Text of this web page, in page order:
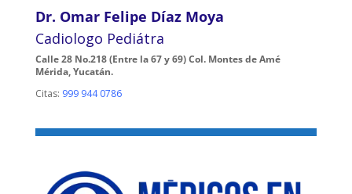
Dr. Omar Felipe Díaz Moya
Cadiologo Pediátra
Calle 28 No.218 (Entre la 67 y 69) Col. Montes de Amé
Mérida, Yucatán.
Citas: 999 944 0786